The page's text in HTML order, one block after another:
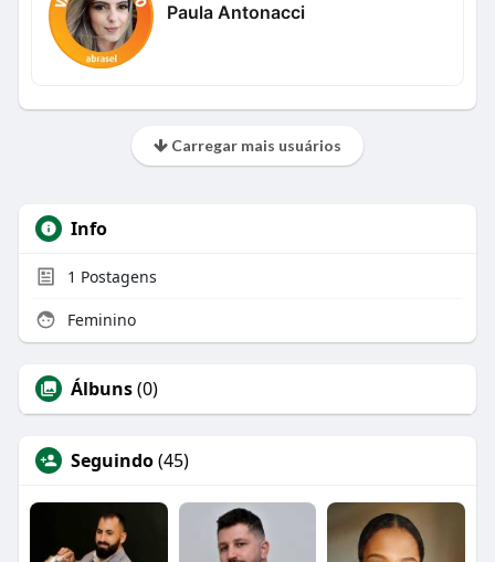
Paula Antonacci
Carregar mais usuários
Info
1 Postagens
Feminino
Álbuns(0)
Seguindo(45)